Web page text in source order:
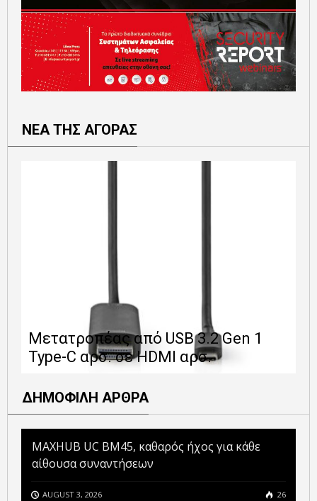
ΝΕΑ ΤΗΣ ΑΓΟΡΑΣ
Μετατροπέας από USB 3.2 Gen 1
Type-C αρσ. σε HDMI αρσ.
ΔΗΜΟΦΙΛΗ ΑΡΘΡΑ
MAXHUB UC BM45, καθαρός ήχος για κάθε
αίθουσα συναντήσεων
AUGUST 3, 2026 26